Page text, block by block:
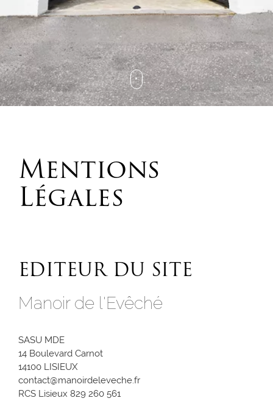
Mentions
Légales
EDITEUR DU SITE
Manoir de l'Evêché
SASU MDE
14 Boulevard Carnot
14100 LISIEUX
contact@manoirdeleveche.fr
RCS Lisieux 829 260 561